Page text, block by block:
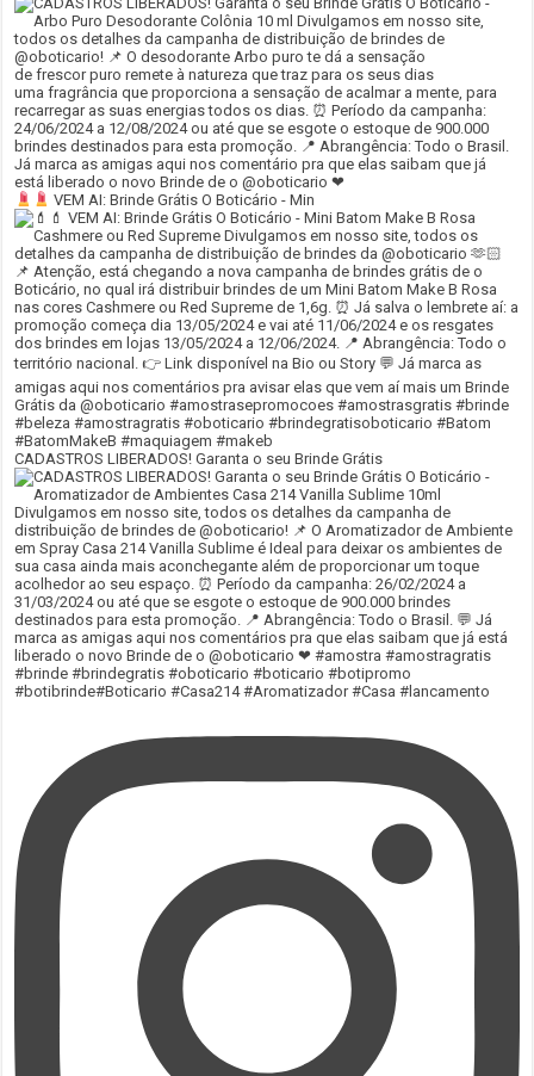
VEM AI: Brinde Grátis O Boticário - Min
CADASTROS LIBERADOS! Garanta o seu Brinde Grátis